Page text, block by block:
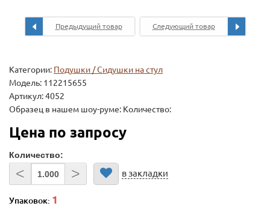
Предыдущий товар Следующий товар
Категории: Подушки / Сидушки на стул
Модель: 112215655
Артикул: 4052
Образец в нашем шоу-руме: Количество:
Цена по запросу
Количество:
< > в закладки
Упаковок: